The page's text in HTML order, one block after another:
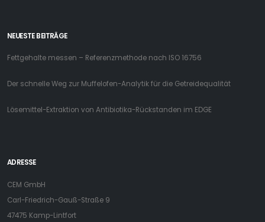
NEUESTE BEITRÄGE
Fettgehalte messen – Referenzmethode nach ISO 16756
Der schnelle Weg zur Muffelofen-Analytik für die Getreidequalität
Lösemittel-Extraktion von Antibiotika-Rückstanden im EDGE
ADRESSE
CEM GmbH
Carl-Friedrich-Gauß-Straße 9
47475 Kamp-Lintfort